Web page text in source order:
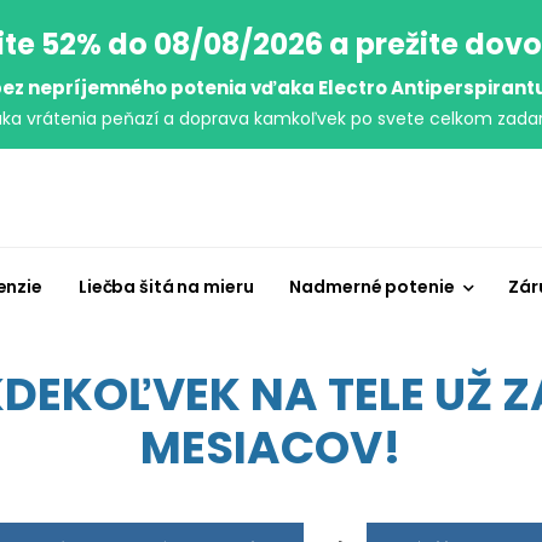
52% do 08/08/2026 a prežite
nepríjemného potenia vďaka Electro
vrátenia peňazí a doprava kamkoľvek po svete celkom
Liečba šitá na mieru Nadmerné potenie
NA TELE UŽ
MESIACOV!